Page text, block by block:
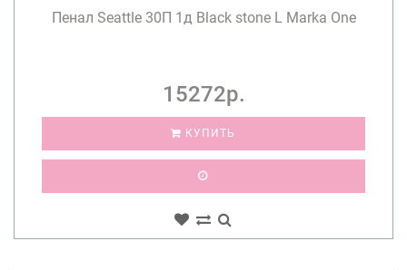
Пенал Seattle 30П 1д Black stone L Marka One
15272р.
КУПИТЬ